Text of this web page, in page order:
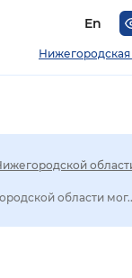
En
Нижегородская
области